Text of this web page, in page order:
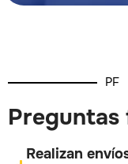
PF
Realizan